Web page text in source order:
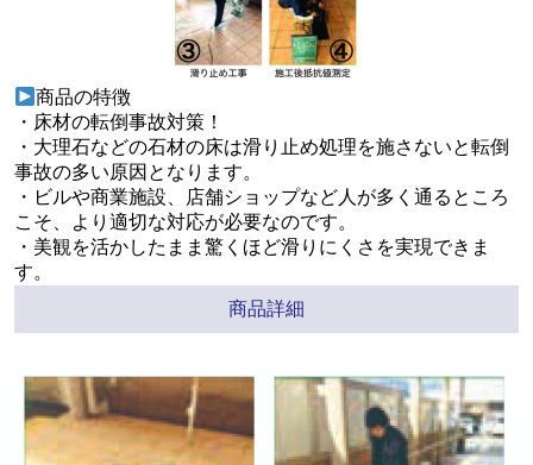
商品の特徴
・床材の転倒事故対策！
・大理石などの石材の床は滑り止め処理を施さないと転倒
事故の多い原因となります。
・ビルや商業施設、店舗ショップなど人が多く通るところ
こそ、より適切な対応が必要なのです。
・美観を活かしたまま驚くほど滑りにくさを実現できま
す。
商品詳細